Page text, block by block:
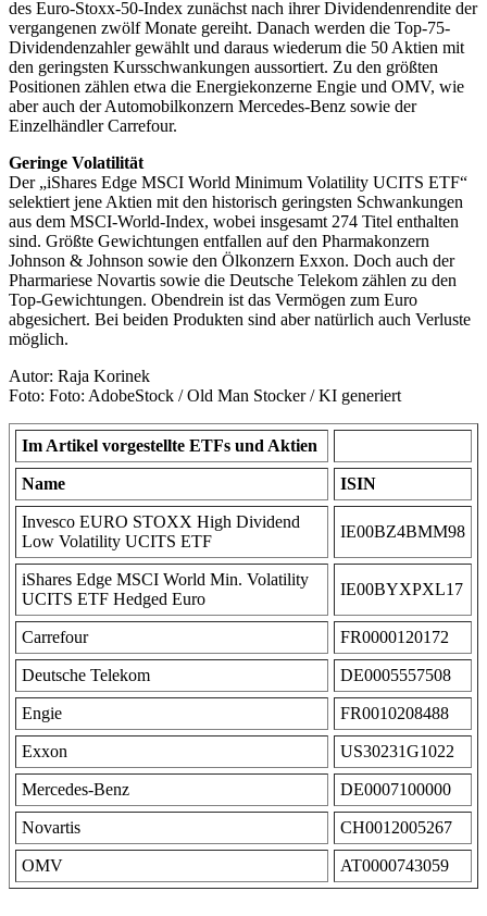
des Euro-Stoxx-50-Index zunächst nach ihrer Dividendenrendite der
vergangenen zwölf Monate gereiht. Danach werden die Top-75-
Dividendenzahler gewählt und daraus wiederum die 50 Aktien mit
den geringsten Kursschwankungen aussortiert. Zu den größten
Positionen zählen etwa die Energiekonzerne Engie und OMV, wie
aber auch der Automobilkonzern Mercedes-Benz sowie der
Einzelhändler Carrefour.
Geringe Volatilität
Der „iShares Edge MSCI World Minimum Volatility UCITS ETF“
selektiert jene Aktien mit den historisch geringsten Schwankungen
aus dem MSCI-World-Index, wobei insgesamt 274 Titel enthalten
sind. Größte Gewichtungen entfallen auf den Pharmakonzern
Johnson & Johnson sowie den Ölkonzern Exxon. Doch auch der
Pharmariese Novartis sowie die Deutsche Telekom zählen zu den
Top-Gewichtungen. Obendrein ist das Vermögen zum Euro
abgesichert. Bei beiden Produkten sind aber natürlich auch Verluste
möglich.
Autor: Raja Korinek
Foto: Foto: AdobeStock / Old Man Stocker / KI generiert
Im Artikel vorgestellte ETFs und Aktien
Name ISIN
Invesco EURO STOXX High Dividend
Low Volatility UCITS ETF
IE00BZ4BMM98
iShares Edge MSCI World Min. Volatility
UCITS ETF Hedged Euro
IE00BYXPXL17
Carrefour FR0000120172
Deutsche Telekom DE0005557508
Engie FR0010208488
Exxon US30231G1022
Mercedes-Benz DE0007100000
Novartis CH0012005267
OMV AT0000743059